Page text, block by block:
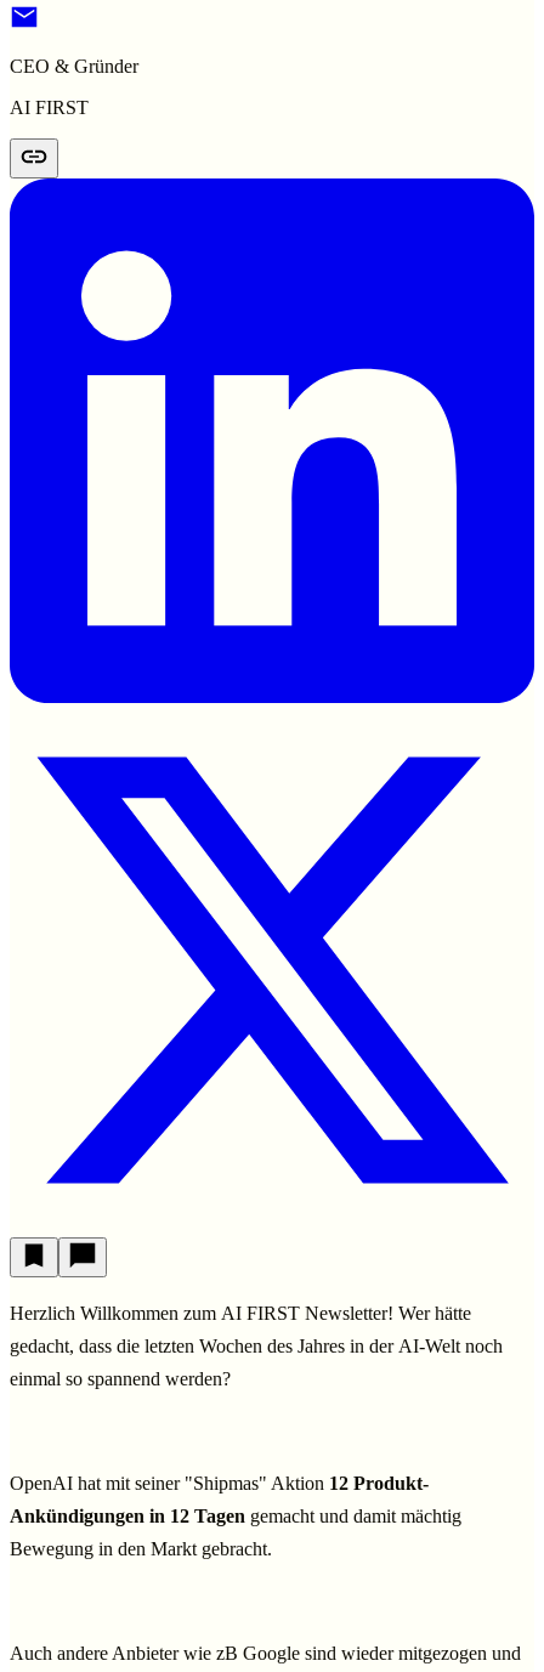
CEO & Gründer
AI FIRST
Herzlich Willkommen zum AI FIRST Newsletter! Wer hätte
gedacht, dass die letzten Wochen des Jahres in der AI-Welt noch
einmal so spannend werden?
OpenAI hat mit seiner "Shipmas" Aktion 12 Produkt-
Ankündigungen in 12 Tagen gemacht und damit mächtig
Bewegung in den Markt gebracht.
Auch andere Anbieter wie zB Google sind wieder mitgezogen und